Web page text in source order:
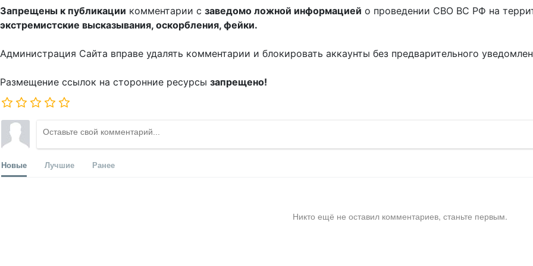
Запрещены к публикации комментарии с заведомо ложной информацией о проведении СВО ВС РФ на
экстремистские высказывания, оскорбления, фейки.
Администрация Сайта вправе удалять комментарии и блокировать аккаунты без предварительного
Размещение ссылок на сторонние ресурсы запрещено!
Новые Лучшие Ранее
Никто ещё не оставил комментариев, станьте первым.